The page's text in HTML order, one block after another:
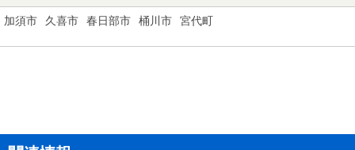
加須市 久喜市 春日部市 桶川市 宮代町